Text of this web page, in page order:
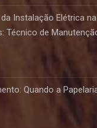
Instalação Elétrica
Técnico de
Quando a